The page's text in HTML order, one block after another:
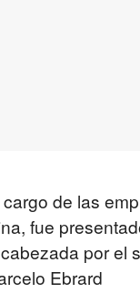
de las
fue
por el
Ebrard